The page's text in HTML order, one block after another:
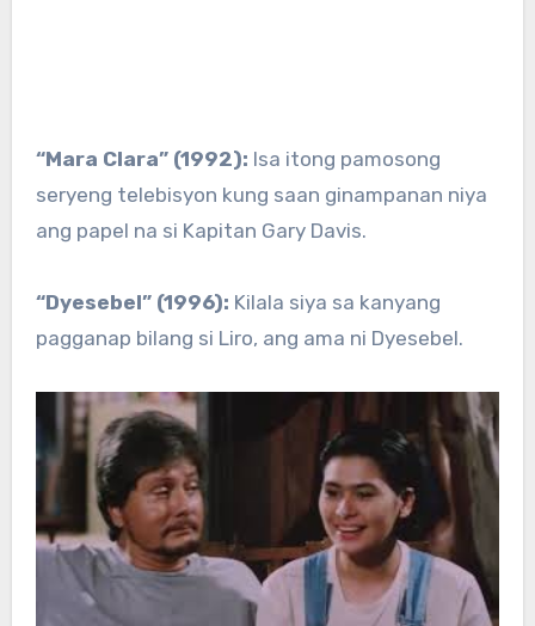
“Mara Clara” (1992): Isa itong pamosong
seryeng telebisyon kung saan ginampanan niya
ang papel na si Kapitan Gary Davis.
“Dyesebel” (1996): Kilala siya sa kanyang
pagganap bilang si Liro, ang ama ni Dyesebel.